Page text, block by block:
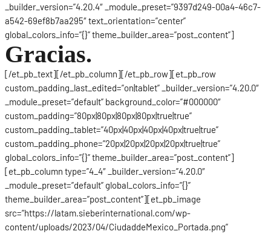
_builder_version=”4.20.4″ _module_preset=”9397d249-00a4-46c7-
a542-69ef8b7aa295″ text_orientation=”center”
global_colors_info=”{}” theme_builder_area=”post_content”]
Gracias.
[/et_pb_text][/et_pb_column][/et_pb_row][et_pb_row
custom_padding_last_edited=”on|tablet” _builder_version=”4.20.0″
_module_preset=”default” background_color=”#000000″
custom_padding=”80px|80px|80px|80px|true|true”
custom_padding_tablet=”40px|40px|40px|40px|true|true”
custom_padding_phone=”20px|20px|20px|20px|true|true”
global_colors_info=”{}” theme_builder_area=”post_content”]
[et_pb_column type=”4_4″ _builder_version=”4.20.0″
_module_preset=”default” global_colors_info=”{}”
theme_builder_area=”post_content”][et_pb_image
src=”https://latam.sieberinternational.com/wp-
content/uploads/2023/04/CiudaddeMexico_Portada.png”